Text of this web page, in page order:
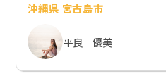
沖縄県 宮古島市
平良 優美